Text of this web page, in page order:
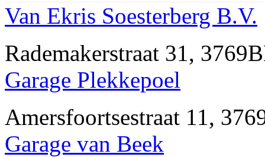
Van Ekris Soesterberg B.V.
Rademakerstraat 31,
Garage Plekkepoel
Amersfoortsestraat 11,
Garage van Beek